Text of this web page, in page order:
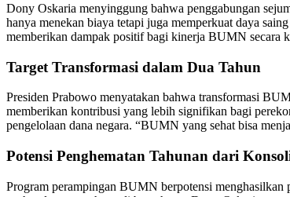
Dony Oskaria menyinggung bahwa penggabungan
hanya menekan biaya tetapi juga memperkuat daya
memberikan dampak positif bagi kinerja BUMN secara
Target Transformasi dalam Dua Tahun
Presiden Prabowo menyatakan bahwa transformasi
memberikan kontribusi yang lebih signifikan bagi
pengelolaan dana negara. “BUMN yang sehat bisa
Potensi Penghematan Tahunan dari
Program perampingan BUMN berpotensi menghasilkan